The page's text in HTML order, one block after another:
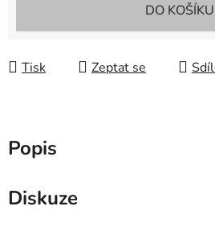
DO KOŠÍKU
Tisk Zeptat se
Popis
Diskuze